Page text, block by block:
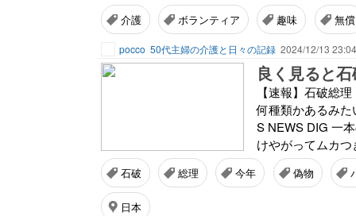
介護 ボランティア 趣味 無償
pocco 50代主婦の介護と日々の記録 2024/12/13 23:04
良く見ると
【速報】石破総
何種類かあるみ
S NEWS DIG 一
けやがってムカ
石破 総理 今年 偽物
日本